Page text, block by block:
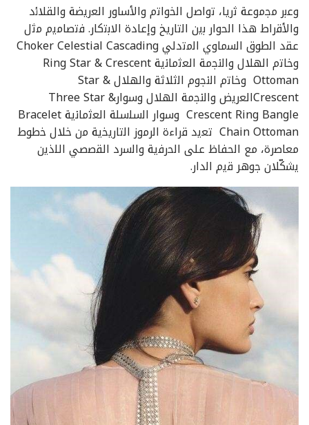
وﻋﺑر ﻣﺟﻣوﻋﺔ ﺛرﯾﺎ، ﺗواﺻل اﻟﺧواﺗم واﻷﺳﺎور اﻟﻌرﯾﺿﺔ واﻟﻘﻼﺋد
واﻷﻗراط ھذا اﻟﺣوار ﺑﯾن اﻟﺗﺎرﯾﺦ وإﻋﺎدة اﻻﺑﺗﻛﺎر. ﻓﺗﺻﺎﻣﯾم ﻣﺛل
وﺧﺎﺗم اﻟﮭﻼل واﻟﻧﺟﻣﺔ اﻟﻌﺛﻣﺎﻧﯾﺔ Ring Star & Crescent
Ottoman وﺧﺎﺗم اﻟﻧﺟوم اﻟﺛﻼﺛﺔ واﻟﮭﻼل Star &
Crescentاﻟﻌرﯾض واﻟﻧﺟﻣﺔ اﻟﮭﻼل وﺳوارThree Star &
Crescent Ring Bangle وﺳوار اﻟﺳﻠﺳﻠﺔ اﻟﻌﺛﻣﺎﻧﯾﺔ Bracelet
Chain Ottoman ﺗﻌﯾد ﻗراءة اﻟرﻣوز اﻟﺗﺎرﯾﺧﯾﺔ ﻣن ﺧﻼل ﺧطوط
ﻣﻌﺎﺻرة، ﻣﻊ اﻟﺣﻔﺎظ ﻋﻠﻰ اﻟﺣرﻓﯾﺔ واﻟﺳرد اﻟﻘﺻﺻﻲ اﻟﻠذﯾن
ﯾﺷﻛّﻼن ﺟوھر ﻗﯾم اﻟدار.